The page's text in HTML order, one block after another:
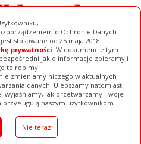
o Ochronie Danych
stosowane od 25 maja 2018
prywatności. W dokumencie tym
jakie informacje zbieramy i
to robimy.
zmieniamy niczego w aktualnych
danych. Ulepszamy natomiast
wyjaśniamy, jak przetwarzamy Twoje
naszym użytkownikom.
Nie teraz
Baza Firm Pełna Wersja